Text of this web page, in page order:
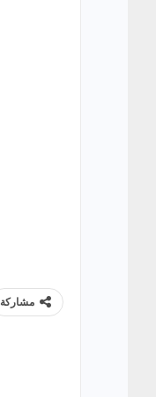
مشاركة